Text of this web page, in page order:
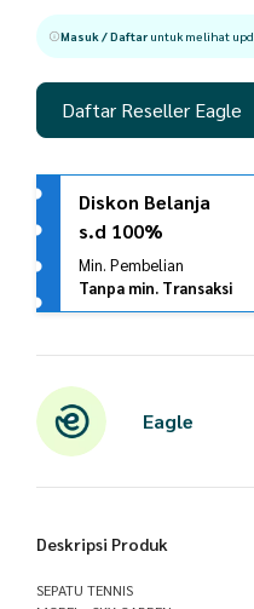
Masuk / Daftaruntuk melihat
Daftar Reseller Eagle
Diskon Belanja
s.d 100%
Min. Pembelian
Tanpa min. Transaksi
Eagle
Deskripsi Produk
SEPATU TENNIS